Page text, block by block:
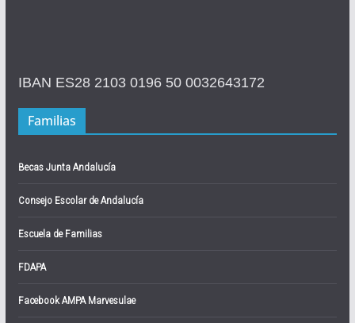
IBAN ES28 2103 0196 50 0032643172
Familias
Becas Junta Andalucía
Consejo Escolar de Andalucía
Escuela de Familias
FDAPA
Facebook AMPA Marvesulae